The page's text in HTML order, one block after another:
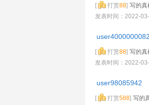
[ 打赏88] 写的真
发表时间：2022-
[ 打赏88] 写的真
发表时间：2022-
user98085942
[ 打赏588] 写的